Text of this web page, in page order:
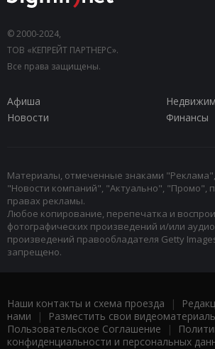
© 2000-2024,
ТОВ «КЕПРЕЙТ ПАРТНЕРС».
Все права защищены.
Афиша
Новости
Финансы
Материалы, отмеченные знаками
"Новости компаний", "Актуально", "Промо",
правах рекламы.
Любое копирование, перепечатка и
фотографических произведений и/или
произведений правообладателя Getty
запрещено.
Наши контакты и схема проезда |
нами | Разместить свои
Пользовательское Соглашение |
конфиденциальности и персональных